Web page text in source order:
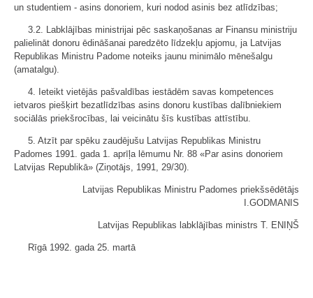
un studentiem - asins donoriem, kuri nodod asinis bez atlīdzības;
3.2. Labklājības ministrijai pēc saskaņošanas ar Finansu ministriju
palielināt donoru ēdināšanai paredzēto līdzekļu apjomu, ja Latvijas
Republikas Ministru Padome noteiks jaunu minimālo mēnešalgu
(amatalgu).
4. Ieteikt vietējās pašvaldības iestādēm savas kompetences
ietvaros piešķirt bezatlīdzības asins donoru kustības dalībniekiem
sociālās priekšrocības, lai veicinātu šīs kustības attīstību.
5. Atzīt par spēku zaudējušu Latvijas Republikas Ministru
Padomes 1991. gada 1. aprīļa lēmumu Nr. 88 «Par asins donoriem
Latvijas Republikā» (Ziņotājs, 1991, 29/30).
Latvijas Republikas Ministru Padomes priekšsēdētājs
I.GODMANIS
Latvijas Republikas labklājības ministrs T. ENIŅŠ
Rīgā 1992. gada 25. martā